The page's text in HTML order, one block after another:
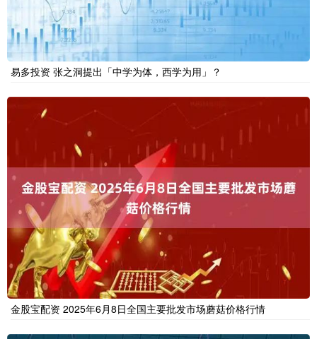
易多投资 张之洞提出「中学为体，西学为用」？
金股宝配资 2025年6月8日全国主要批发市场蘑菇价格行情